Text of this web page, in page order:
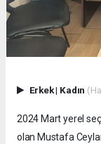
Erkek| Kadın
2024 Mart yerel
olan Mustafa